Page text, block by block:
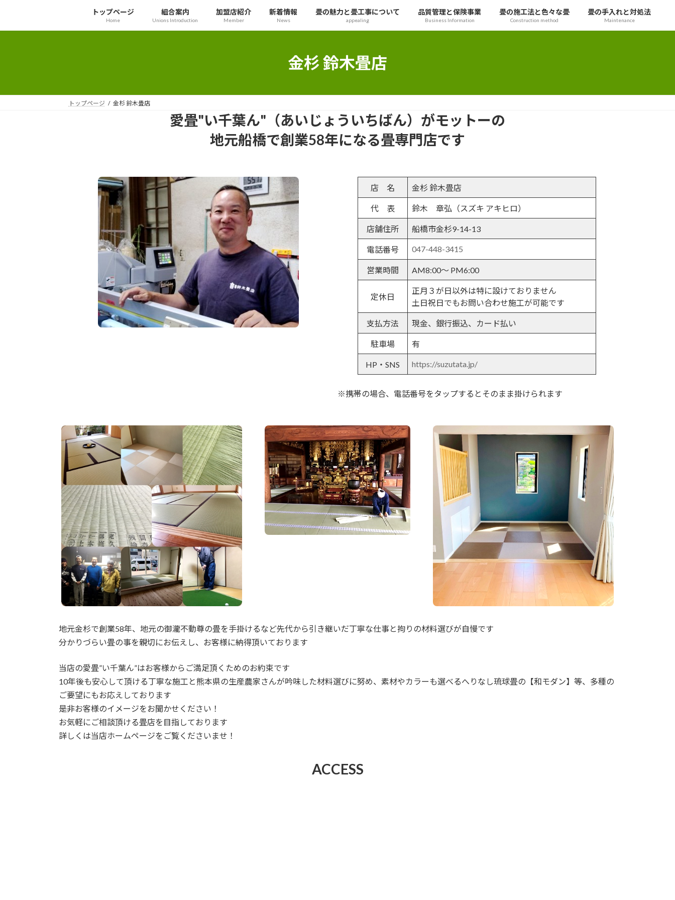
テ
ゲ
トップページ
Home
組合案内
Unions Introduction
加盟店紹介
Member
新着情報
News
畳の魅力と畳工事について
appealing
品質管理と保険事業
Business Information
畳の施工法と色々な畳
Construction method
畳の手入れと対処法
Maintenance
金杉 鈴木畳店
トップページ 金杉 鈴木畳店
愛畳"い千葉ん"（あいじょういちばん）がモットーの
地元船橋で創業58年になる畳専門店です
店 名 金杉 鈴木畳店
代 表 鈴木 章弘（スズキ アキヒロ）
店舗住所 船橋市金杉9-14-13
電話番号 047-448-3415
営業時間 AM8:00～ PM6:00
定休日
正月３が日以外は特に設けておりません
土日祝日でもお問い合わせ施工が可能です
支払方法 現金、銀行振込、カード払い
駐車場 有
HP・SNS https://suzutata.jp/
※携帯の場合、電話番号をタップするとそのまま掛けられます
地元金杉で創業58年、地元の御瀧不動尊の畳を手掛けるなど先代から引き継いだ丁寧な仕事と拘りの材料選びが自慢です
分かりづらい畳の事を親切にお伝えし、お客様に納得頂いております
当店の愛畳”い千葉ん”はお客様からご満足頂くためのお約束です
10年後も安心して頂ける丁寧な施工と熊本県の生産農家さんが吟味した材料選びに努め、素材やカラーも選べるへりなし琉球畳の【和モダン】等、多種の
ご要望にもお応えしております
是非お客様のイメージをお聞かせください！
お気軽にご相談頂ける畳店を目指しております
詳しくは当店ホームページをご覧くださいませ！
ACCESS